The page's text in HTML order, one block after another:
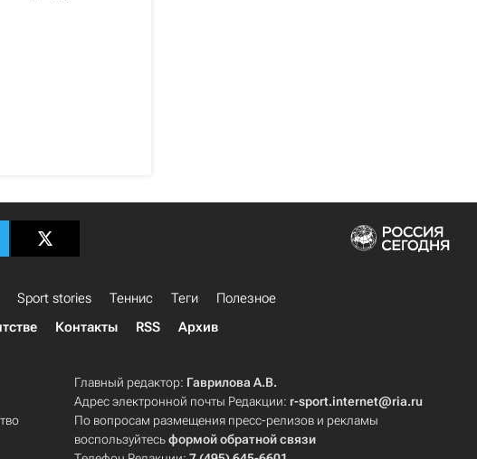
Sport stories Теннис Теги
Полезное
Контакты RSS Архив
Главный редактор: Гаврилова А.В.
Адрес электронной почты Редакции: r-sport.internet@ria.ru
По вопросам размещения пресс-релизов и рекламы
воспользуйтесьформой обратной связи